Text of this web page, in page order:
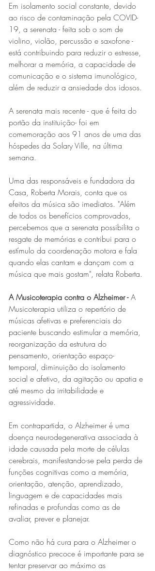
Em isolamento social constante, devido
ao risco de contaminação pela COVID-
19, a serenata - feita sob o som de
violino, violão, percussão e saxofone -
está contribuindo para reduzir o estresse,
melhorar a memória, a capacidade de
comunicação e o sistema imunológico,
além de reduzir a ansiedade dos idosos.
A serenata mais recente - que é feita do
portão da instituição- foi em
comemoração aos 91 anos de uma das
hóspedes da Solary Ville, na última
semana.
Uma das responsáveis e fundadora da
Casa, Roberta Morais, conta que os
efeitos da música são imediatos. "Além
de todos os benefícios comprovados,
percebemos que a serenata possibilita o
resgate de memórias e contribui para o
estímulo da coordenação motora e fala
quando elas cantam e dançam com a
música que mais gostam", relata Roberta.
A Musicoterapia contra o Alzheimer - A
Musicoterapia utiliza o repertório de
músicas afetivas e preferenciais do
paciente buscando estimular a memória,
reorganização da estrutura do
pensamento, orientação espaço-
temporal, diminuição do isolamento
social e afetivo, da agitação ou apatia e
até mesmo da irritabilidade e
agressividade.
Em contrapartida, o Alzheimer é uma
doença neurodegenerativa associada à
idade causada pela morte de células
cerebrais, manifestando-se pela perda de
funções cognitivas como a memória,
orientação, atenção, aprendizado,
linguagem e de capacidades mais
refinadas e profundas como as de
avaliar, prever e planejar.
Como não há cura para o Alzheimer o
diagnóstico precoce é importante para se
tentar preservar ao máximo as